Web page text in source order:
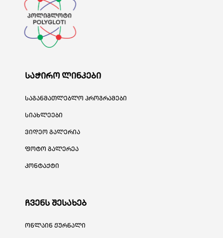
საჭირო ლინკები
საგანმათლებლო პროგრამები
სიახლეები
ვიდეო გალერია
ფოტო გალერეა
კონტაქტი
ჩვენს შესახებ
ონლაინ ჟურნალი